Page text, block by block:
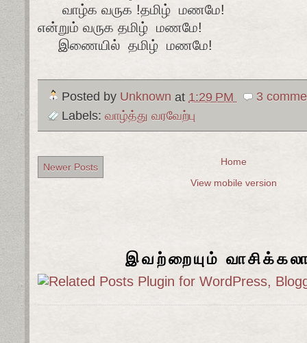
வாழ்க வருக !தமிழ் மணமே!
என்றும் வருக தமிழ் மணமே!
இணையில் தமிழ் மணமே!
Posted by Unknown at 1:29 PM
3
Labels: வாழ்த்து வரவேற்பு
Newer Posts
Home
View mobile version
இவற்றையும்